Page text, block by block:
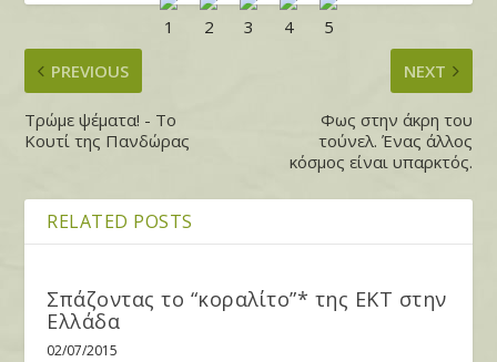
PREVIOUS
Τρώμε ψέματα! - Το
Κουτί της Πανδώρας
NEXT
Φως στην άκρη του
τούνελ. Ένας άλλος
κόσμος είναι υπαρκτός.
RELATED POSTS
Σπάζοντας το “κοραλίτο”* της ΕΚΤ στην
Ελλάδα
02/07/2015